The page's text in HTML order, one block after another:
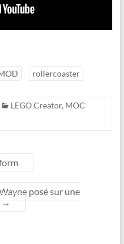
rollercoaster
LEGO Creator, MOC
posé sur une
→